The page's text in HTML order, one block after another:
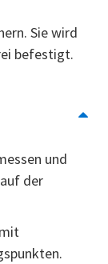
Sie wird
befestigt.
und
der